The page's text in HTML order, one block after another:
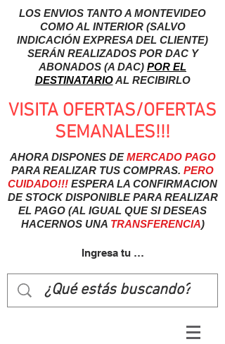
LOS ENVIOS TANTO A MONTEVIDEO
COMO AL INTERIOR (SALVO
INDICACIÓN EXPRESA DEL CLIENTE)
SERÁN REALIZADOS POR DAC Y
ABONADOS (A DAC) POR EL
DESTINATARIOAL RECIBIRLO
VISITA OFERTAS/OFERTAS
SEMANALES!!!
AHORA DISPONES DEMERCADO PAGO
PARA REALIZAR TUS COMPRAS. PERO
CUIDADO!!! ESPERA LA CONFIRMACION
DE STOCK DISPONIBLE PARA REALIZAR
EL PAGO (AL IGUAL QUE SI DESEAS
HACERNOS UNA TRANSFERENCIA)
Ingresa tu usuairo